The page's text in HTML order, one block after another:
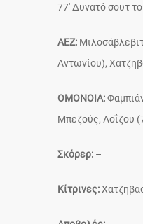
77′ Δυνατό σουτ
ΑΕΖ:
Αντωνίου),
ΟΜΟΝΟΙΑ:
Μπεζούς, Λοΐζου
Σκόρερ: –
Κίτρινες: